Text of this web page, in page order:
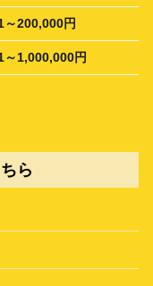
～200,000円
～1,000,000円
ら